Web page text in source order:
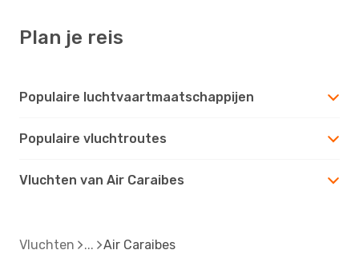
Plan je reis
Populaire luchtvaartmaatschappijen
Populaire vluchtroutes
Vluchten van Air Caraibes
Vluchten Air Caraibes